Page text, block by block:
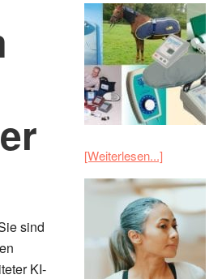
sind
KI-
[Weiterlesen...]